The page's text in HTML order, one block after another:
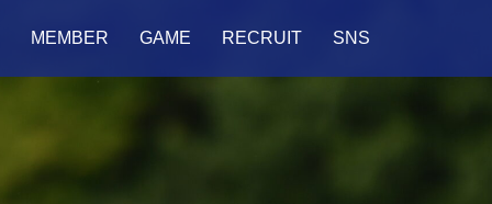
MEMBER GAME RECRUIT SNS